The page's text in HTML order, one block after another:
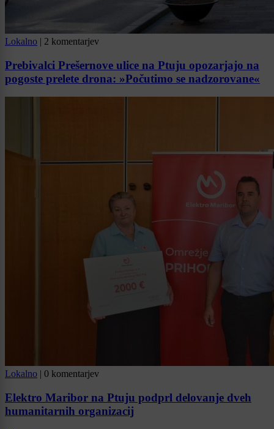
Lokalno | 2 komentarjev
Prebivalci Prešernove ulice na Ptuju opozarjajo na
pogoste prelete drona: »Počutimo se nadzorovane«
Lokalno | 0 komentarjev
Elektro Maribor na Ptuju podprl delovanje dveh
humanitarnih organizacij